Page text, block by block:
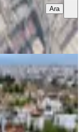
Ara
Köşe
- 1000 M²